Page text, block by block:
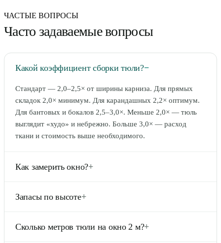
ЧАСТЫЕ ВОПРОСЫ
Часто задаваемые вопросы
Какой коэффициент сборки тюли?−
Стандарт — 2,0–2,5× от ширины карниза. Для прямых
складок 2,0× минимум. Для карандашных 2,2× оптимум.
Для бантовых и бокалов 2,5–3,0×. Меньше 2,0× — тюль
выглядит «худо» и небрежно. Больше 3,0× — расход
ткани и стоимость выше необходимого.
Как замерить окно?+
красивых складок по краям). Высота — от карниза до
тюль до пола — оставьте 0,5–2 см зазора, чтобы не
Запасы по высоте+
10 см на подгиб. Боковые края: 1,5–3 см на двойной
Сколько метров тюли на окно 2 м?+